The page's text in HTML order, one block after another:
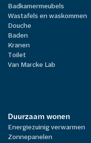
Badkamermeubels
Wastafels en waskommen
Douche
Baden
Kranen
Toilet
Van Marcke Lab
Duurzaam wonen
Energiezuinig verwarmen
Zonnepanelen